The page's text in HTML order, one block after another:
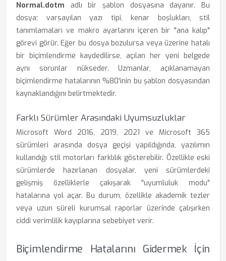
Normal.dotm adlı bir şablon dosyasına dayanır. Bu
dosya; varsayılan yazı tipi, kenar boşlukları, stil
tanımlamaları ve makro ayarlarını içeren bir "ana kalıp"
görevi görür. Eğer bu dosya bozulursa veya üzerine hatalı
bir biçimlendirme kaydedilirse, açılan her yeni belgede
aynı sorunlar nükseder. Uzmanlar, açıklanamayan
biçimlendirme hatalarının %80'inin bu şablon dosyasından
kaynaklandığını belirtmektedir.
Farklı Sürümler Arasındaki Uyumsuzluklar
Microsoft Word 2016, 2019, 2021 ve Microsoft 365
sürümleri arasında dosya geçişi yapıldığında, yazılımın
kullandığı stil motorları farklılık gösterebilir. Özellikle eski
sürümlerde hazırlanan dosyalar, yeni sürümlerdeki
gelişmiş özelliklerle çakışarak "uyumluluk modu"
hatalarına yol açar. Bu durum, özellikle akademik tezler
veya uzun süreli kurumsal raporlar üzerinde çalışırken
ciddi verimlilik kayıplarına sebebiyet verir.
Biçimlendirme Hatalarını Gidermek İçin